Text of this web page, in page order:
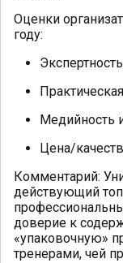
Оценки
году:
Медийность
Цена/
Комментарий:
действующий
доверие к
«упаковочную»
тренерами, чей